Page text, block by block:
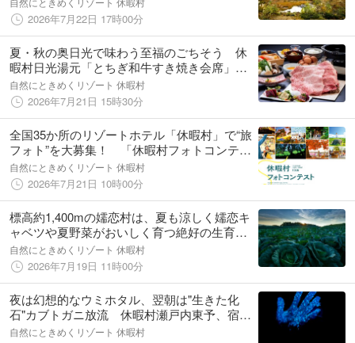
販売開始
2026年7月22日 17時00分
夏・秋の奥日光で味わう至福のごちそう 休
暇村日光湯元「とちぎ和牛すき焼き会席」を7
月25日より期間限定で提供 ～栃木が誇るブ
ランド和牛をサーロインとロース合計200gで
贅沢にご堪能ください～
自然にときめくリゾート 休暇村
2026年7月21日 15時30分
全国35か所のリゾートホテル「休暇村」で“旅
フォト”を大募集！ 「休暇村フォトコンテス
ト2026」を7月17日より開催 ～入賞者に
は、休暇村宿泊券や近江牛など豪華賞品を贈
呈！～
自然にときめくリゾート 休暇村
2026年7月21日 10時00分
標高約1,400mの嬬恋村は、夏も涼しく嬬恋キ
ャベツや夏野菜がおいしく育つ絶好の生育環
境休暇村嬬恋鹿沢、ホテルエントランスに地
元野菜の直売所「白樺マルシェ」８月１日よ
りオープン
自然にときめくリゾート 休暇村
2026年7月19日 11時00分
夜は幻想的なウミホタル、翌朝は"生きた化
石"カブトガニ放流 休暇村瀬戸内東予、宿泊
者限定「ウミホタル発光観察会」を7月18日よ
自然にときめくリゾート 休暇村